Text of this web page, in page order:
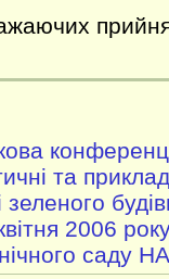
та
зеленого
2006
саду